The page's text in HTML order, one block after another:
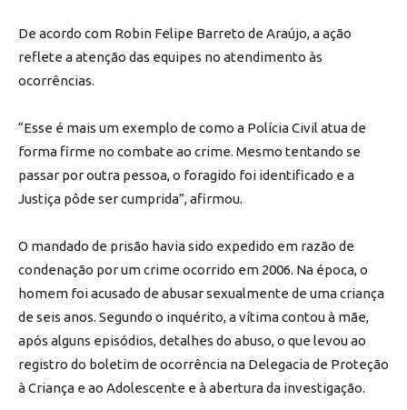
De acordo com Robin Felipe Barreto de Araújo, a ação
reflete a atenção das equipes no atendimento às
ocorrências.
“Esse é mais um exemplo de como a Polícia Civil atua de
forma firme no combate ao crime. Mesmo tentando se
passar por outra pessoa, o foragido foi identificado e a
Justiça pôde ser cumprida”, afirmou.
O mandado de prisão havia sido expedido em razão de
condenação por um crime ocorrido em 2006. Na época, o
homem foi acusado de abusar sexualmente de uma criança
de seis anos. Segundo o inquérito, a vítima contou à mãe,
após alguns episódios, detalhes do abuso, o que levou ao
registro do boletim de ocorrência na Delegacia de Proteção
à Criança e ao Adolescente e à abertura da investigação.